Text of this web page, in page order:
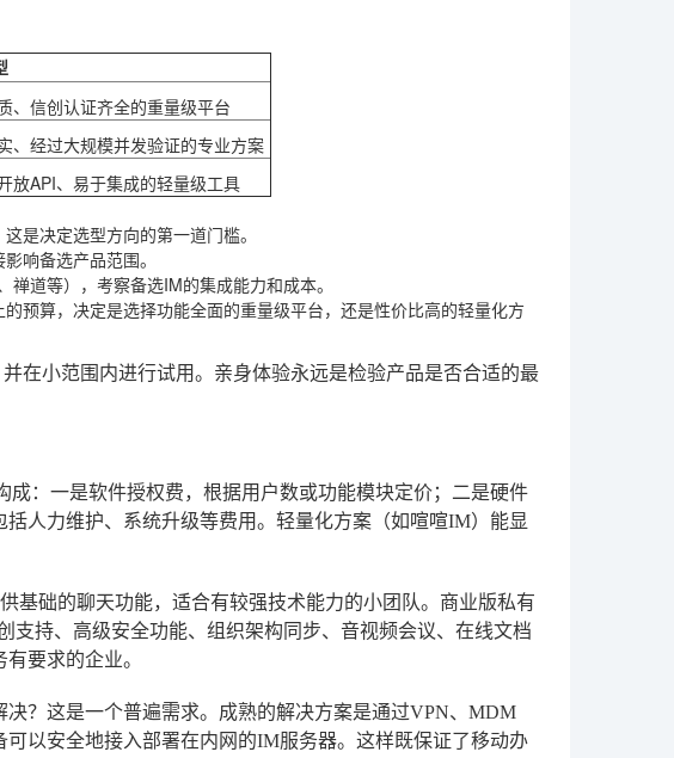
、信创认证齐全的重量级平台
、经过大规模并发验证的专业方案
放API、易于集成的轻量级工具
是决定选型方向的第一道门槛。
响备选产品范围。
道等），考察备选IM的集成能力和成本。
预算，决定是选择功能全面的重量级平台，还是性价比高的轻量化方
在小范围内进行试用。亲身体验永远是检验产品是否合适的最
成：一是软件授权费，根据用户数或功能模块定价；二是硬件
人力维护、系统升级等费用。轻量化方案（如喧喧IM）能显
基础的聊天功能，适合有较强技术能力的小团队。商业版私有
持、高级安全功能、组织架构同步、音视频会议、在线文档
要求的企业。
？ 这是一个普遍需求。成熟的解决方案是通过VPN、MDM
以安全地接入部署在内网的IM服务器。这样既保证了移动办